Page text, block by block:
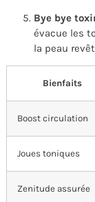
Bye bye
évacue les
la peau
Bienfaits
Boost circulation
Joues toniques
Zenitude assurée